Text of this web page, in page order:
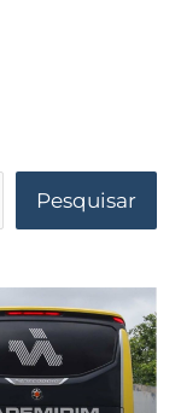
Pesquisar